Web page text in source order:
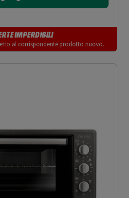
IMPERDIBILI
al corrispondente prodotto nuovo.